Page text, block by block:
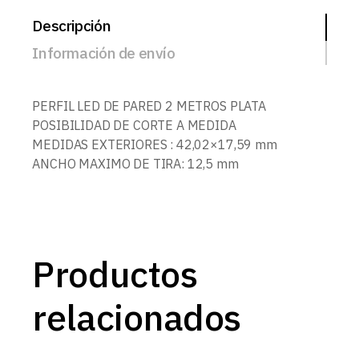
Descripción
Información de envío
PERFIL LED DE PARED 2 METROS PLATA
POSIBILIDAD DE CORTE A MEDIDA
MEDIDAS EXTERIORES : 42,02×17,59 mm
ANCHO MAXIMO DE TIRA: 12,5 mm
Productos
relacionados